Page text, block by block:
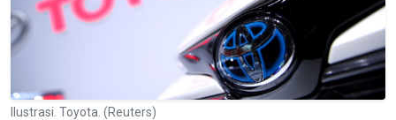
Ilustrasi. Toyota. (Reuters)